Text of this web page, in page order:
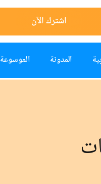
اشترك الآن
المدونة الموسوعة